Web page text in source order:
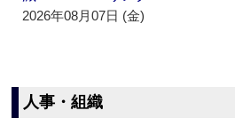
2026年08月07日 (金)
人事・組織